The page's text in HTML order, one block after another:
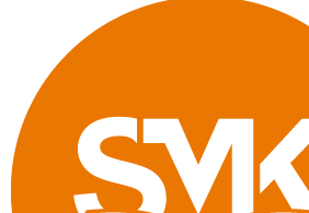
China"